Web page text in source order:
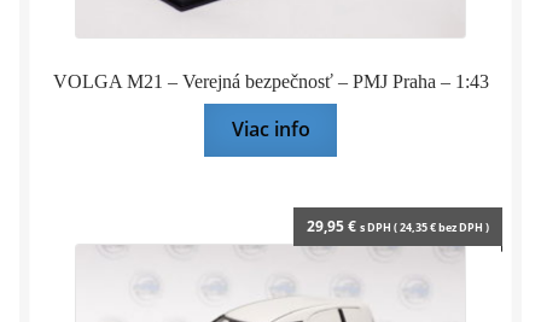
VOLGA M21 – Verejná bezpečnosť – PMJ Praha – 1:43
Viac info
29,95€ s DPH (24,35€bez DPH )